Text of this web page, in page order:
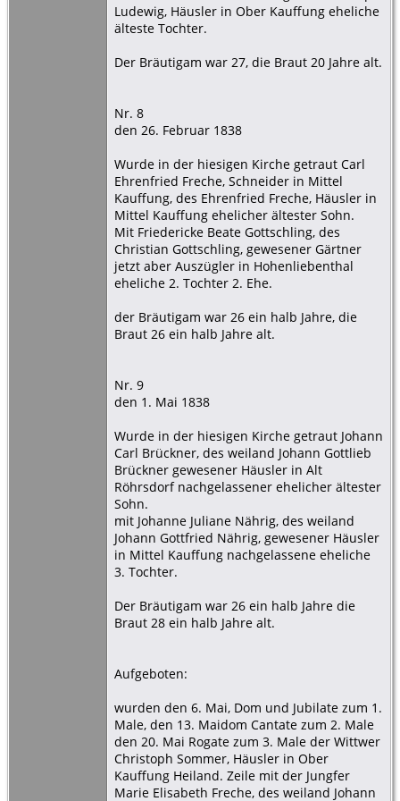
Ludewig, Häusler in Ober Kauffung eheliche
älteste Tochter.
Der Bräutigam war 27, die Braut 20 Jahre alt.
Nr. 8
den 26. Februar 1838
Wurde in der hiesigen Kirche getraut Carl
Ehrenfried Freche, Schneider in Mittel
Kauffung, des Ehrenfried Freche, Häusler in
Mittel Kauffung ehelicher ältester Sohn.
Mit Friedericke Beate Gottschling, des
Christian Gottschling, gewesener Gärtner
jetzt aber Auszügler in Hohenliebenthal
eheliche 2. Tochter 2. Ehe.
der Bräutigam war 26 ein halb Jahre, die
Braut 26 ein halb Jahre alt.
Nr. 9
den 1. Mai 1838
Wurde in der hiesigen Kirche getraut Johann
Carl Brückner, des weiland Johann Gottlieb
Brückner gewesener Häusler in Alt
Röhrsdorf nachgelassener ehelicher ältester
Sohn.
mit Johanne Juliane Nährig, des weiland
Johann Gottfried Nährig, gewesener Häusler
in Mittel Kauffung nachgelassene eheliche
3. Tochter.
Der Bräutigam war 26 ein halb Jahre die
Braut 28 ein halb Jahre alt.
Aufgeboten:
wurden den 6. Mai, Dom und Jubilate zum 1.
Male, den 13. Maidom Cantate zum 2. Male
den 20. Mai Rogate zum 3. Male der Wittwer
Christoph Sommer, Häusler in Ober
Kauffung Heiland. Zeile mit der Jungfer
Marie Elisabeth Freche, des weiland Johann